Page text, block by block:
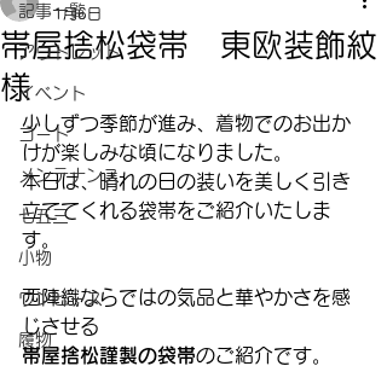
記事一覧
アウトレット
イベント
コート
メンテナンス
七五三
小物
ワンピース
履物
帯屋捨松袋帯 東欧装飾紋
様
1月6日
少しずつ季節が進み、着物でのお出か
けが楽しみな頃になりました。
本日は、晴れの日の装いを美しく引き
立ててくれる袋帯をご紹介いたしま
す。
西陣織ならではの気品と華やかさを感
じさせる
帯屋捨松謹製の袋帯のご紹介です。